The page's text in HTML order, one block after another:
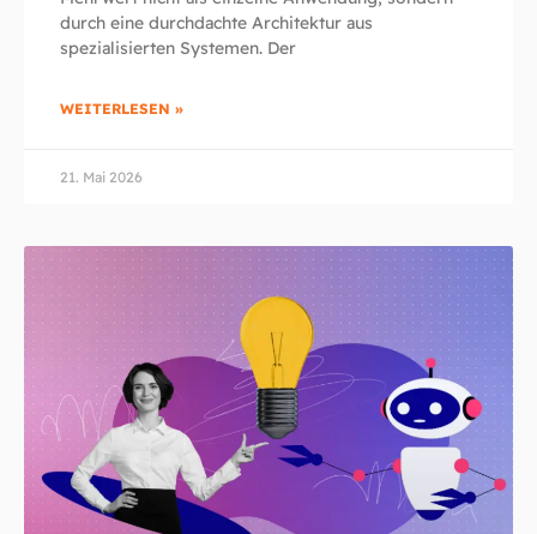
durch eine durchdachte Architektur aus
spezialisierten Systemen. Der
WEITERLESEN »
21. Mai 2026